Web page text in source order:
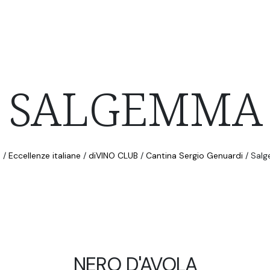
SALGEMMA
/ Eccellenze italiane / diVINO CLUB / Cantina Sergio Genuardi /
NERO D'AVOLA